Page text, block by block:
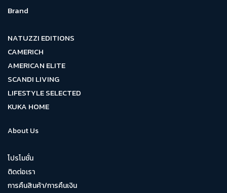
Brand
NATUZZI EDITIONS
CAMERICH
AMERICAN ELITE
SCANDI LIVING
LIFESTYLE SELECTED
KUKA HOME
About Us
โปรโมชั่น
ติดต่อเรา
การคืนสินค้า/การคืนเงิน